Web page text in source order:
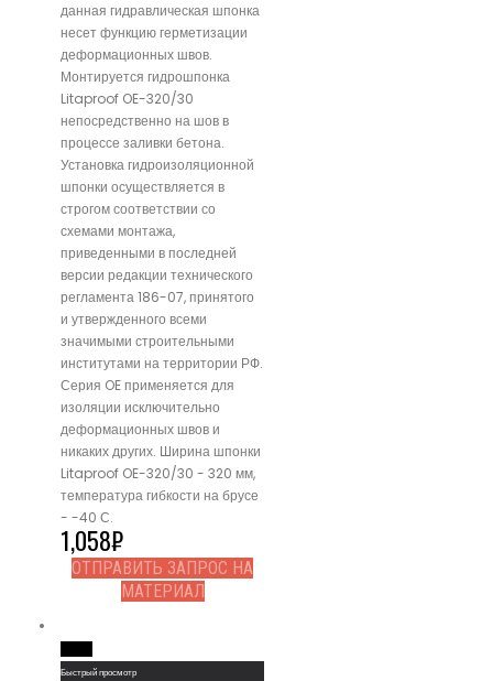
данная гидравлическая шпонка
несет функцию герметизации
деформационных швов.
Монтируется гидрошпонка
Litaproof OE-320/30
непосредственно на шов в
процессе заливки бетона.
Установка гидроизоляционной
шпонки осуществляется в
строгом соответствии со
схемами монтажа,
приведенными в последней
версии редакции технического
регламента 186-07, принятого
и утвержденного всеми
значимыми строительными
институтами на территории РФ.
Серия OE применяется для
изоляции исключительно
деформационных швов и
никаких других. Ширина шпонки
Litaproof OE-320/30 - 320 мм,
температура гибкости на брусе
- -40 С.
1,058₽
ОТПРАВИТЬ ЗАПРОС НА
МАТЕРИАЛ
Быстрый просмотр